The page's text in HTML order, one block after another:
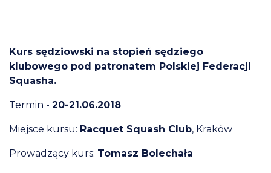
Kurs sędziowski na stopień sędziego
klubowego pod patronatem Polskiej Federacji
Squasha.
Termin - 20-21.06.2018
Miejsce kursu: Racquet Squash Club, Kraków
Prowadzący kurs: Tomasz Bolechała